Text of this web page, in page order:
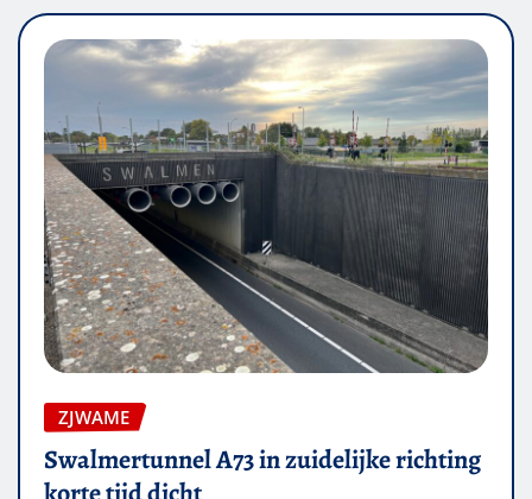
ZJWAME
Swalmertunnel A73 in zuidelijke richting